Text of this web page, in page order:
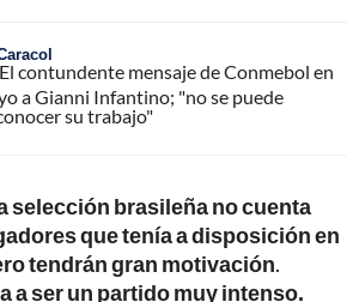
El contundente mensaje de Conmebol en
a Gianni Infantino; "no se puede
su trabajo"
selección brasileña no cuenta
que tenía a disposición en
tendrán gran motivación.
a ser un partido muy intenso.